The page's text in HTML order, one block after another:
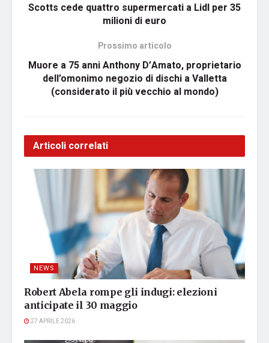
Scotts cede quattro supermercati a Lidl per 35
milioni di euro
Prossimo articolo
Muore a 75 anni Anthony D’Amato, proprietario
dell’omonimo negozio di dischi a Valletta
(considerato il più vecchio al mondo)
Articoli correlati
NEWS
Robert Abela rompe gli indugi: elezioni
anticipate il 30 maggio
27 APRILE 2026